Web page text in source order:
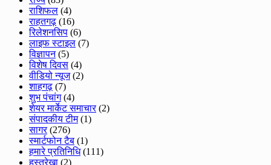
राशिफल (4)
राहतगढ़ (16)
रिलेशनसिप (6)
लाइफ स्टाइल (7)
विज्ञापन(5)
विशेष दिवस (4)
वीडियो न्यूज(2)
शाहगढ़ (7)
शुभ पंचांग(4)
शेयर मार्केट समाचार(2)
संपादकीय टीम(1)
सागर(276)
स्मार्टफोन टैब (1)
हमारे प्रतिनिधि(111)
हस्तरेखा (2)